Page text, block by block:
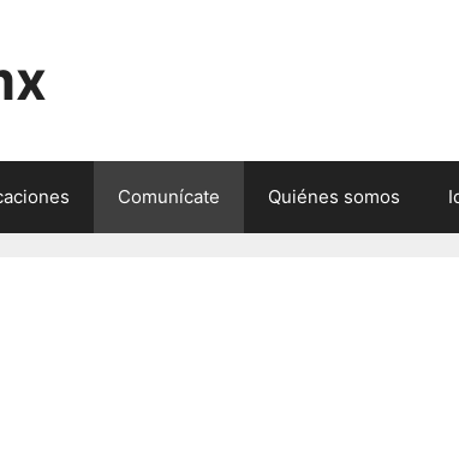
Comunícate Quiénes somos